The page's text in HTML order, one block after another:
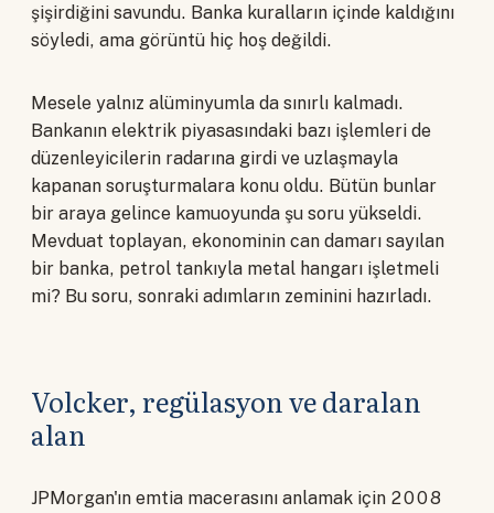
şişirdiğini savundu. Banka kuralların içinde kaldığını
söyledi, ama görüntü hiç hoş değildi.
Mesele yalnız alüminyumla da sınırlı kalmadı.
Bankanın elektrik piyasasındaki bazı işlemleri de
düzenleyicilerin radarına girdi ve uzlaşmayla
kapanan soruşturmalara konu oldu. Bütün bunlar
bir araya gelince kamuoyunda şu soru yükseldi.
Mevduat toplayan, ekonominin can damarı sayılan
bir banka, petrol tankıyla metal hangarı işletmeli
mi? Bu soru, sonraki adımların zeminini hazırladı.
Volcker, regülasyon ve daralan
alan
JPMorgan'ın emtia macerasını anlamak için 2008